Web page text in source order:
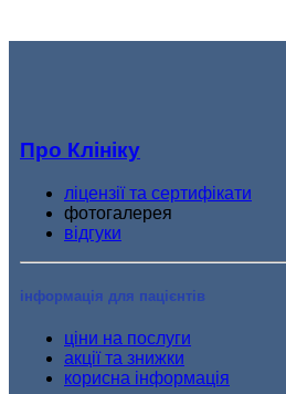
Про Клініку
ліцензії та сертифікати
фотогалерея
відгуки
інформація для пацієнтів
ціни на послуги
акції та знижки
корисна інформація